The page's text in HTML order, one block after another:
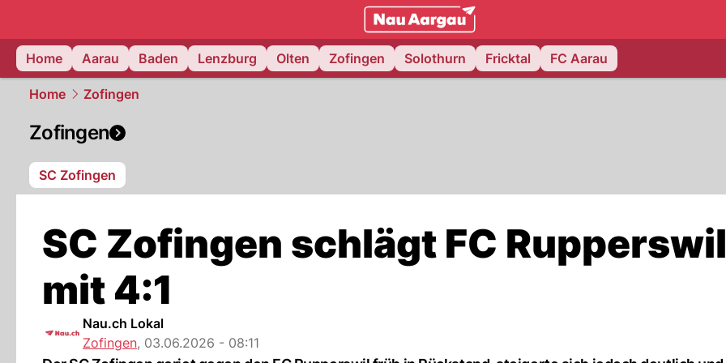
mittelland.NAU.ch
Home
Aarau Baden Lenzburg Olten Zofingen Solothurn Fricktal FC Aarau
Home Zofingen
Zofingen
SC Zofingen
SC Zofingen schlägt FC Rupperswil
mit 4:1
Nau.ch Lokal
Zofingen, 03.06.2026 - 08:11